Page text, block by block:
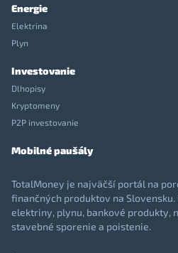
Energie
Elektrina
Plyn
Investovanie
Dlhopisy
Kryptomeny
P2P investovanie
Mobilné paušály
TotalMoney je najväčší portál na
finančných produktov na
elektriny, plynu, bankové produkty,
stavebné sporenie a poistenie.